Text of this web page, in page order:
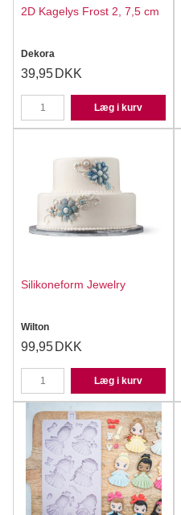
2D Kagelys Frost 2, 7,5 cm
Dekora
39,95 DKK
Læg i kurv
Silikoneform Jewelry
Wilton
99,95 DKK
Læg i kurv